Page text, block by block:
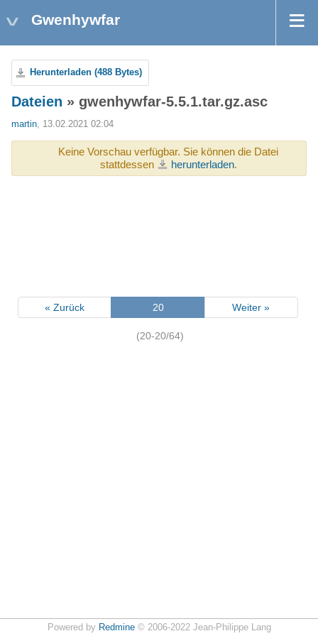
Gwenhywfar
Herunterladen (488 Bytes)
Dateien » gwenhywfar-5.5.1.tar.gz.asc
martin, 13.02.2021 02:04
Keine Vorschau verfügbar. Sie können die Datei
stattdessen
herunterladen.
« Zurück 20 Weiter »
(20-20/64)
Powered by Redmine© 2006-2022 Jean-Philippe Lang